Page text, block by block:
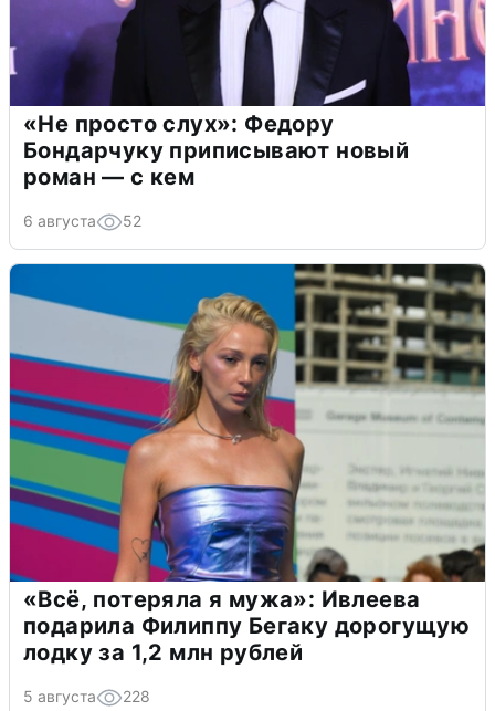
«Не просто слух»: Федору
Бондарчуку приписывают новый
роман — с кем
6 августа 52
«Всё, потеряла я мужа»: Ивлеева
подарила Филиппу Бегаку дорогущую
лодку за 1,2 млн рублей
5 августа 228